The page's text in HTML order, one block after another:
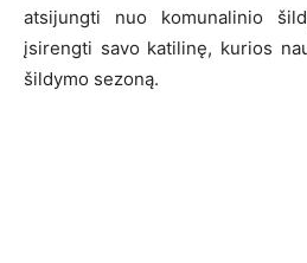
atsijungti nuo komunalinio
įsirengti savo katilinę, kurios
šildymo sezoną.